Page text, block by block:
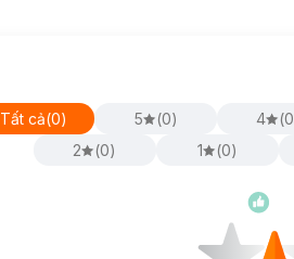
Tất cả(0) 5 (0) 4 (0
2
(0) 1 (0)